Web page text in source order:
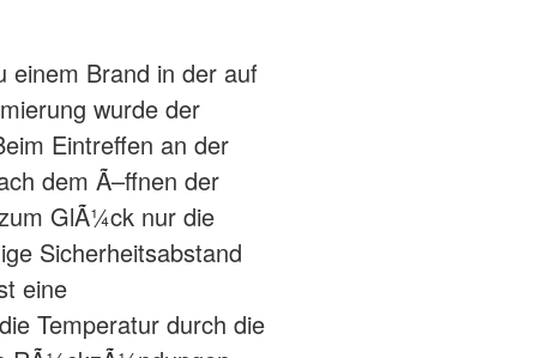
einem Brand in der auf
wurde der
Eintreffen an der
dem Ã–ffnen der
GlÃ¼ck nur die
Sicherheitsabstand
eine
Temperatur durch die